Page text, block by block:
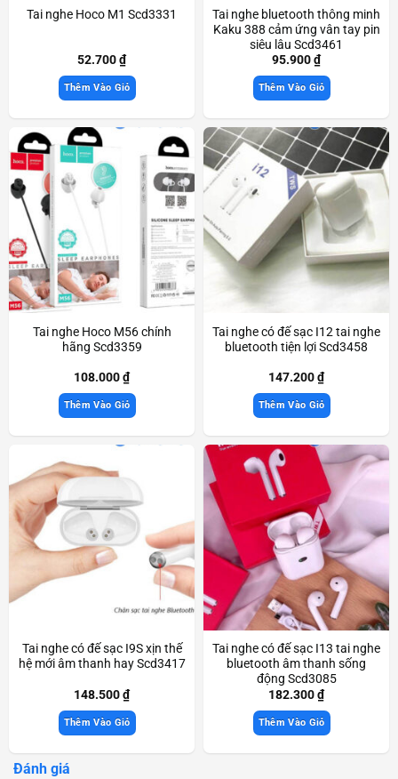
Tai nghe Hoco M1 Scd3331
52.700₫
Thêm Vào Giỏ
Tai nghe bluetooth thông minh
Kaku 388 cảm ứng vân tay pin
siêu lâu Scd3461
95.900₫
Thêm Vào Giỏ
Tai nghe Hoco M56 chính
hãng Scd3359
108.000₫
Thêm Vào Giỏ
Tai nghe có đế sạc I12 tai nghe
bluetooth tiện lợi Scd3458
147.200₫
Thêm Vào Giỏ
Tai nghe có đế sạc I9S xịn thế
hệ mới âm thanh hay Scd3417
148.500₫
Thêm Vào Giỏ
Tai nghe có đế sạc I13 tai nghe
bluetooth âm thanh sống
động Scd3085
182.300₫
Thêm Vào Giỏ
Đánh giá